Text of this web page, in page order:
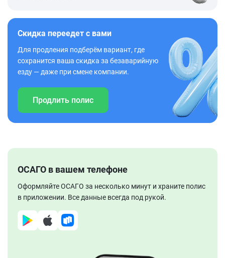
Скидка переедет с вами
Для продления подберём вариант, где
сохранится ваша скидка за безаварийную
езду — даже при смене компании.
Продлить полис
ОСАГО в вашем телефоне
Оформляйте ОСАГО за несколько минут и храните полис
в приложении. Все данные всегда под рукой.